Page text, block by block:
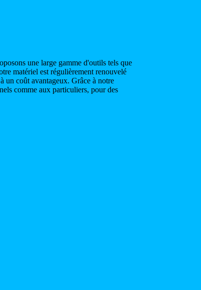
une large gamme d'outils tels que
matériel est régulièrement renouvelé
un coût avantageux. Grâce à notre
comme aux particuliers, pour des